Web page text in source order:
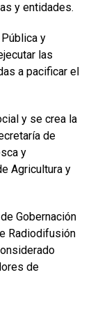
y entidades.
y
las
a pacificar el
y se crea la
de
y
Agricultura y
Gobernación
Radiodifusión
de